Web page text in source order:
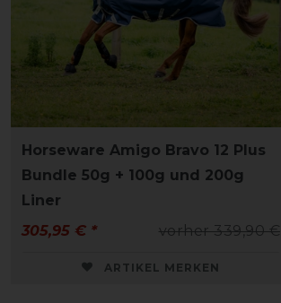
Horseware Amigo Bravo 12 Plus
Bundle 50g + 100g und 200g
Liner
vorher 339,90 €
305,95 € *
ARTIKEL MERKEN